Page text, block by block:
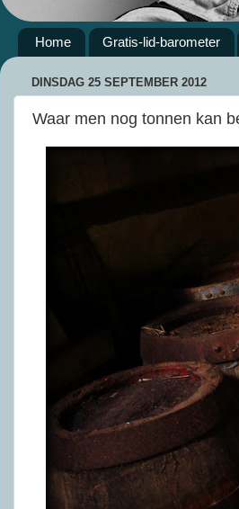
Home Gratis-lid-barometer
DINSDAG 25 SEPTEMBER 2012
Waar men nog tonnen kan